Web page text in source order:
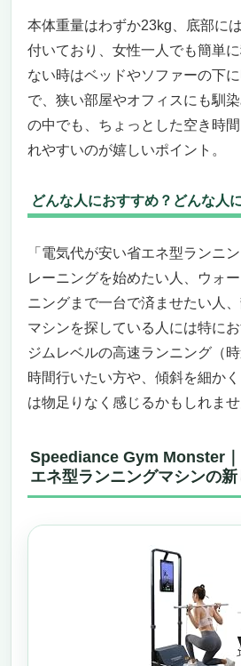
やすい
こんな人にはおすすめ、
微妙かも
長年の信頼と安心のサポ
Horizon（ホライズン）トレ
Z（オメガゼット）」 ――
込みたい人のための高機能ラ
省エネ型ランニングマシン
体にやさしく効果的な走
バーチャルアプリで飽き
体験
信頼のメーカーと安心の
こんな人におすすめ・あ
まとめ
本体重量はわずか23kg、底部に
付いており、女性一人でも簡単
ない時はベッドやソファーの下
で、狭い部屋やオフィスにも馴
の中でも、ちょっとした空き時
れやすいのが嬉しいポイント。
どんな人におすすめ？どんな人
「電気代が安い省エネ型ランニ
レーニングを始めたい人、ウォ
ニングまで一台で済ませたい人
マシンを探している人には特にお
ジムレベルの高速ランニング（
時間行いたい方や、傾斜を細か
は物足りなく感じるかもしれませ
Speediance Gym Monster
エネ型ランニングマシンの